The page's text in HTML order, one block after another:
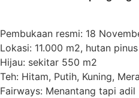
Pembukaan resmi: 18
Lokasi: 11.000 m2, hutan
Hijau: sekitar 550 m2
Teh: Hitam, Putih, Kuning,
Fairways: Menantang tapi adil